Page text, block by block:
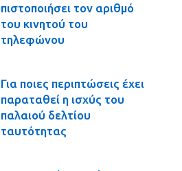
πιστοποιήσει τον αριθμό
του κινητού του
τηλεφώνου
Για ποιες περιπτώσεις έχει
παραταθεί η ισχύς του
παλαιού δελτίου
ταυτότητας